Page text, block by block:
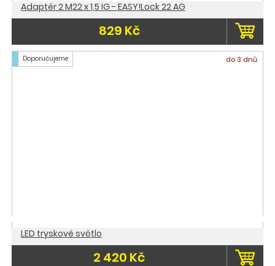
Adaptér 2 M22 x 1,5 IG - EASY!Lock 22 AG
829 Kč
Doporučujeme do 3 dnů
LED tryskové světlo
2 420 Kč